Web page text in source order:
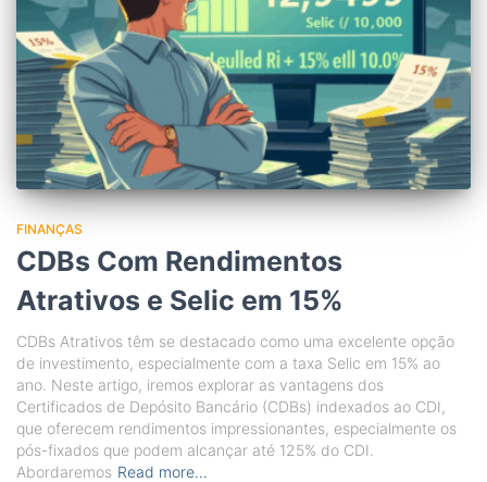
FINANÇAS
CDBs Com Rendimentos
Atrativos e Selic em 15%
CDBs Atrativos têm se destacado como uma excelente opção
de investimento, especialmente com a taxa Selic em 15% ao
ano. Neste artigo, iremos explorar as vantagens dos
Certificados de Depósito Bancário (CDBs) indexados ao CDI,
que oferecem rendimentos impressionantes, especialmente os
pós-fixados que podem alcançar até 125% do CDI.
Abordaremos Read more…